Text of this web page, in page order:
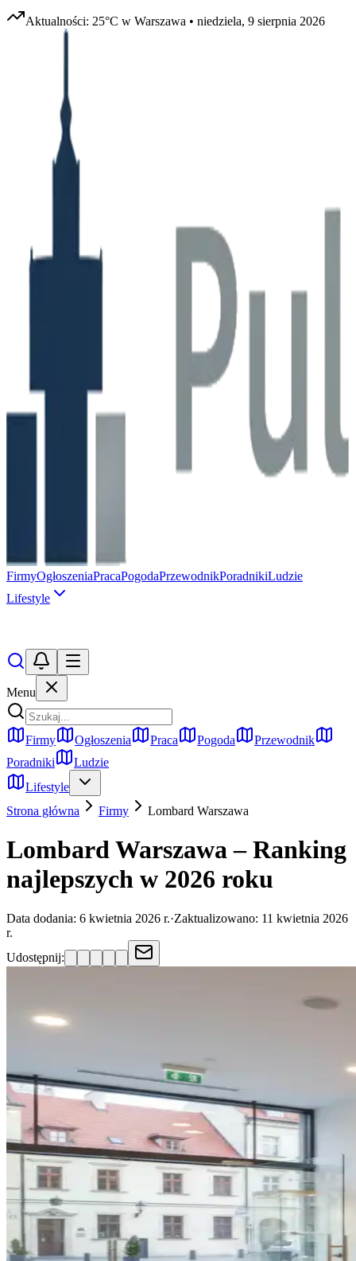
Aktualności: 25°C w Warszawa • niedziela, 9 sierpnia 2026
FirmyOgłoszeniaPracaPogodaPrzewodnikPoradnikiLudzie
Lifestyle
Menu
Firmy Ogłoszenia Praca Pogoda
Przewodnik
Poradniki
Ludzie
Lifestyle
Strona główna
Firmy Lombard Warszawa
Lombard Warszawa – Ranking
najlepszych w 2026 roku
Data dodania: 6 kwietnia 2026 r.·Zaktualizowano: 11 kwietnia 2026
r.
Udostępnij: